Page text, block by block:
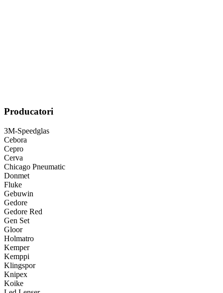
Producatori
3M-Speedglas
Cebora
Cepro
Cerva
Chicago Pneumatic
Donmet
Fluke
Gebuwin
Gedore
Gedore Red
Gen Set
Gloor
Holmatro
Kemper
Kemppi
Klingspor
Knipex
Koike